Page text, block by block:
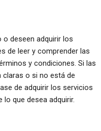
deseen adquirir los
de leer y comprender las
y condiciones. Si las
o si no está de
de adquirir los servicios
que desea adquirir.